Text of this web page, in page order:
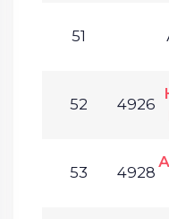
51
52 4926
53 4928